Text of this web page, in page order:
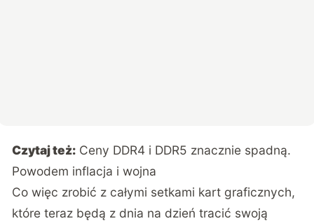
Czytaj też: Ceny DDR4 i DDR5 znacznie spadną.
Powodem inflacja i wojna
Co więc zrobić z całymi setkami kart graficznych,
które teraz będą z dnia na dzień tracić swoją